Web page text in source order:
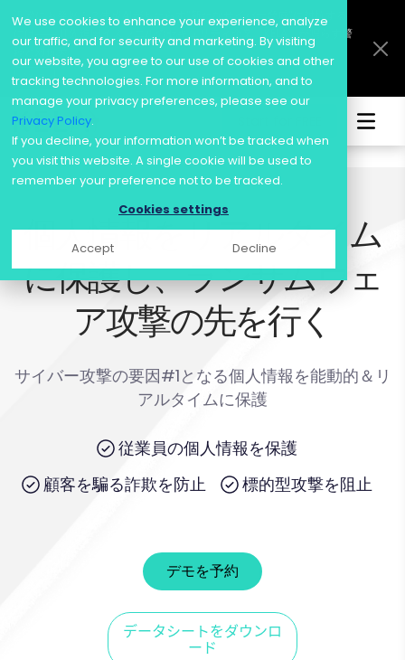
We use cookies to enhance your experience, analyze
our traffic, and for security and marketing. By visiting
our website, you agree to our use of cookies and other
tracking technologies. For more information, and to
manage your privacy preferences, please see our
Privacy Policy.
If you decline, your information won’t be tracked when
you visit this website. A single cookie will be used to
remember your preference not to be tracked.
Cookies settings
Accept Decline
Skip
to
content
訴訟にも発展！？生成AIがもたらす“新たなサイバー脅威”に対抗する
には―― IT先進国イスラエルのセキュリティ企業「KELA」が鳴らす警
詳細
個人情報をリアルタイム
に保護し、ランサムウェ
ア攻撃の先を行く
サイバー攻撃の要因#1となる個人情報を能動的＆リ
アルタイムに保護
従業員の個人情報を保護
顧客を騙る詐欺を防止
標的型攻撃を阻止
デモを予約